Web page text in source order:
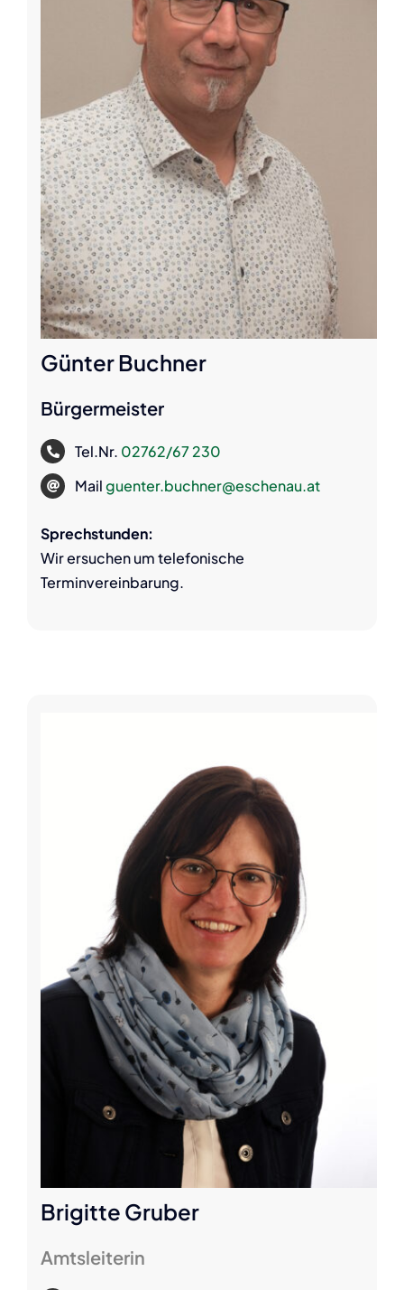
Günter Buchner
Bürgermeister
Tel.Nr. 02762/67 230
Mailguenter.buchner@eschenau.at
Sprechstunden:
Wir ersuchen um telefonische
Terminvereinbarung.
Brigitte Gruber
Amtsleiterin